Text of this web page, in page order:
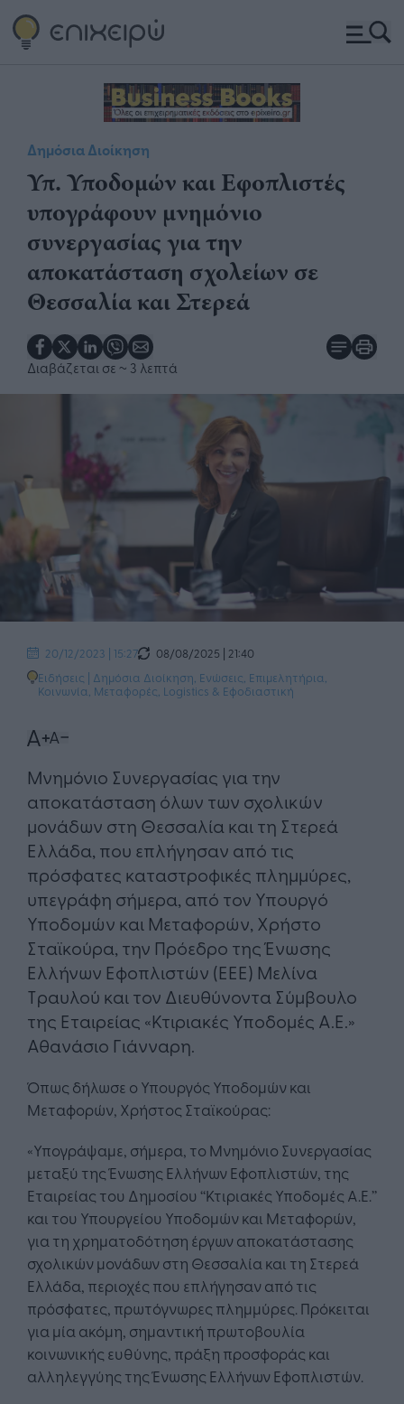
Δημόσια Διοίκηση
Υπ. Υποδομών και Εφοπλιστές
υπογράφουν μνημόνιο
συνεργασίας για την
αποκατάσταση σχολείων σε
Θεσσαλία και Στερεά
Διαβάζεται σε ~ 3 λεπτά
20/12/2023 | 15:27
08/08/2025 | 21:40
Ειδήσεις | Δημόσια Διοίκηση Ενώσεις, Επιμελητήρια
Κοινωνία Μεταφορές, Logistics & Εφοδιαστική
Μνημόνιο Συνεργασίας για την
αποκατάσταση όλων των σχολικών
μονάδων στη Θεσσαλία και τη Στερεά
Ελλάδα, που επλήγησαν από τις
πρόσφατες καταστροφικές πλημμύρες,
υπεγράφη σήμερα, από τον Υπουργό
Υποδομών και Μεταφορών, Χρήστο
Σταϊκούρα, την Πρόεδρο της Ένωσης
Ελλήνων Εφοπλιστών (ΕΕΕ) Μελίνα
Τραυλού και τον Διευθύνοντα Σύμβουλο
της Εταιρείας «Κτιριακές Υποδομές Α.Ε.»
Αθανάσιο Γιάνναρη.
Όπως δήλωσε ο Υπουργός Υποδομών και
Μεταφορών, Χρήστος Σταϊκούρας:
«Υπογράψαμε, σήμερα, το Μνημόνιο Συνεργασίας
μεταξύ της Ένωσης Ελλήνων Εφοπλιστών, της
Εταιρείας του Δημοσίου ‘‘Κτιριακές Υποδομές Α.Ε.’’
και του Υπουργείου Υποδομών και Μεταφορών,
για τη χρηματοδότηση έργων αποκατάστασης
σχολικών μονάδων στη Θεσσαλία και τη Στερεά
Ελλάδα, περιοχές που επλήγησαν από τις
πρόσφατες, πρωτόγνωρες πλημμύρες. Πρόκειται
για μία ακόμη, σημαντική πρωτοβουλία
κοινωνικής ευθύνης, πράξη προσφοράς και
αλληλεγγύης της Ένωσης Ελλήνων Εφοπλιστών.